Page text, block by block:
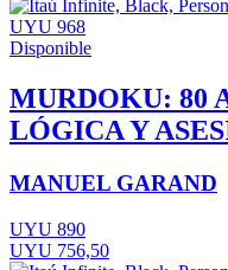
UYU 968
Disponible
MURDOKU: 80
LÓGICA Y
MANUEL GARAND
UYU 890
UYU 756,50